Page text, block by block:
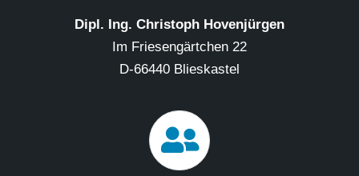
Dipl. Ing. Christoph Hovenjürgen
Im Friesengärtchen 22
D-66440 Blieskastel